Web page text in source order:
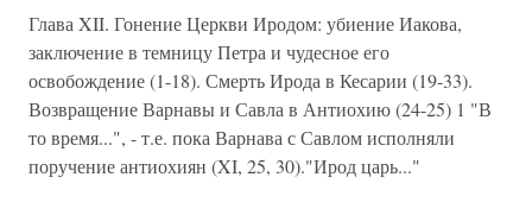
Глава XII. Гонение Церкви Иродом: убиение Иакова,
заключение в темницу Петра и чудесное его
освобождение (1-18). Смерть Ирода в Кесарии (19-33).
Возвращение Варнавы и Савла в Антиохию (24-25) 1 "В
то время...", - т.е. пока Варнава с Савлом исполняли
поручение антиохиян (XI, 25, 30)."Ирод царь..."